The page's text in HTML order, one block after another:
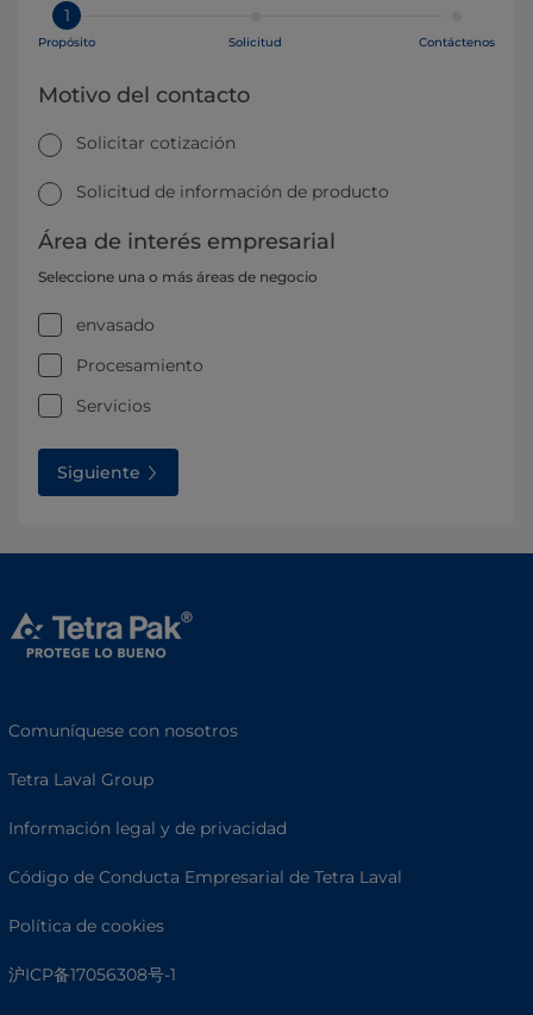
1
Propósito Solicitud Contáctenos
Motivo del contacto
Solicitar cotización
Solicitud de información de producto
Área de interés empresarial
Seleccione una o más áreas de negocio
envasado
Procesamiento
Servicios
Siguiente
Comuníquese con nosotros
Tetra Laval Group
Información legal y de privacidad
Código de Conducta Empresarial de Tetra Laval
Política de cookies
沪ICP备17056308号-1